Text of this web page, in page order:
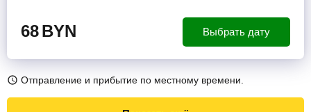
68BYN Выбрать дату
Отправление и прибытие по местному времени.